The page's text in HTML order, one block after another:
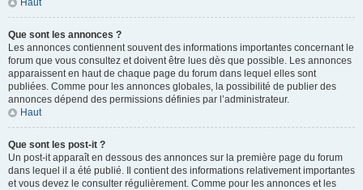
Haut
Que sont les annonces ?
Les annonces contiennent souvent des informations importantes concernant le
forum que vous consultez et doivent être lues dès que possible. Les annonces
apparaissent en haut de chaque page du forum dans lequel elles sont
publiées. Comme pour les annonces globales, la possibilité de publier des
annonces dépend des permissions définies par l’administrateur.
Haut
Que sont les post-it ?
Un post-it apparaît en dessous des annonces sur la première page du forum
dans lequel il a été publié. Il contient des informations relativement importantes
et vous devez le consulter régulièrement. Comme pour les annonces et les